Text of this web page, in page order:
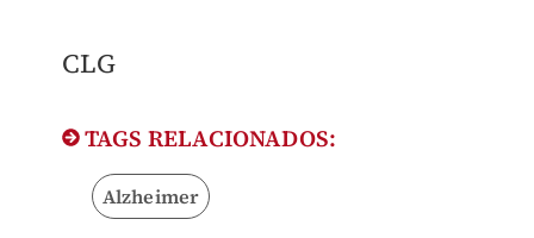
CLG
TAGS RELACIONADOS:
Alzheimer